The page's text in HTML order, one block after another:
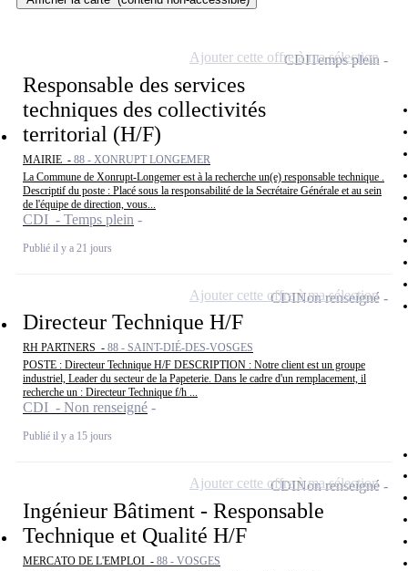
Responsable des services
techniques des collectivités
territorial (H/F)
MAIRIE - 88 - XONRUPT LONGEMER
La Commune de Xonrupt-Longemer est à la recherche un(e) responsable technique .
Descriptif du poste : Placé sous la responsabilité de la Secrétaire Générale et au sein
de l'équipe de direction, vous...
CDI - Temps plein
Publié il y a 21 jours
CDITemps plein
Ajouter cette offre à ma sélection
Directeur Technique H/F
RH PARTNERS - 88 - SAINT-DIÉ-DES-VOSGES
POSTE : Directeur Technique H/F DESCRIPTION : Notre client est un groupe
industriel, Leader du secteur de la Papeterie. Dans le cadre d'un remplacement, il
recherche un : Directeur Technique f/h ...
CDI - Non renseigné
Publié il y a 15 jours
CDINon renseigné
Ajouter cette offre à ma sélection
Ingénieur Bâtiment - Responsable
Technique et Qualité H/F
MERCATO DE L'EMPLOI - 88 - VOSGES
CDINon renseigné
Ajouter cette offre à ma sélection